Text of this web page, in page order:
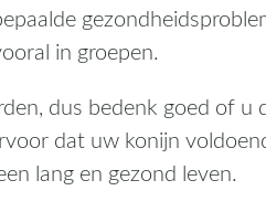
in groepen.
dus bedenk goed of u
dat uw konijn
lang en gezond leven.